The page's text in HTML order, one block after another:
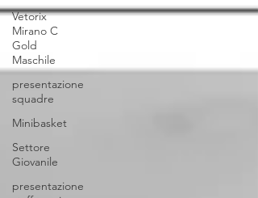
Vetorix
Mirano C
Gold
Maschile
presentazione
squadre
Minibasket
Settore
Giovanile
presentazione